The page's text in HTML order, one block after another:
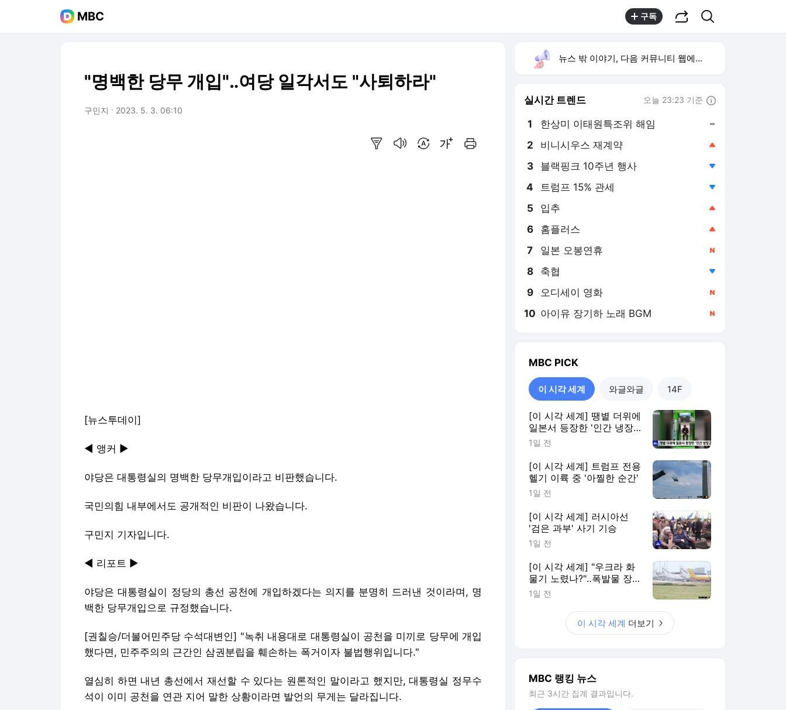
MBC 구독
"명백한 당무 개입"‥여당 일각서도 "사퇴하라"
구민지 2023. 5. 3. 06:10
[뉴스투데이]
◀ 앵커 ▶
야당은 대통령실의 명백한 당무개입이라고 비판했습니다.
국민의힘 내부에서도 공개적인 비판이 나왔습니다.
구민지 기자입니다.
◀ 리포트 ▶
야당은 대통령실이 정당의 총선 공천에 개입하겠다는 의지를 분명히 드러낸 것이라며, 명
백한 당무개입으로 규정했습니다.
[권칠승/더불어민주당 수석대변인] "녹취 내용대로 대통령실이 공천을 미끼로 당무에 개입
했다면, 민주주의의 근간인 삼권분립을 훼손하는 폭거이자 불법행위입니다."
열심히 하면 내년 총선에서 재선할 수 있다는 원론적인 말이라고 했지만, 대통령실 정무수
석이 이미 공천을 연관 지어 말한 상황이라면 발언의 무게는 달라집니다.
뉴스 밖 이야기, 다음 커뮤니티 웹에서 보기
실시간 트렌드 오늘 23:23 기준
1 한상미 이태원특조위 해임
2 비니시우스 재계약
3 블랙핑크 10주년 행사
4 트럼프 15% 관세
5 입추
6 홈플러스
7 일본 오봉연휴
8 축협
9 오디세이 영화
10 아이유 장기하 노래 BGM
MBC PICK
이 시각 세계 와글와글 14F
[이 시각 세계] 땡볕 더위에
일본서 등장한 '인간 냉장
고'
1일 전
[이 시각 세계] 트럼프 전용
헬기 이륙 중 '아찔한 순간'
1일 전
[이 시각 세계] 러시아선
'검은 과부' 사기 기승
1일 전
[이 시각 세계] "우크라 화
물기 노렸나?"‥폭발물 장
착 드론 발견
1일 전
이 시각 세계 더보기
MBC 랭킹 뉴스
최근 3시간 집계 결과입니다.